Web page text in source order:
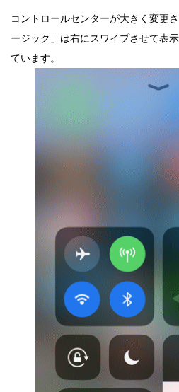
コントロールセンターが大きく変更
ージック」は右にスワイプさせて表
ています。